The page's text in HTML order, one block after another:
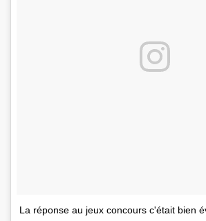
La réponse au jeux concours c'était bien